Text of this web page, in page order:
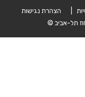
|
הצהרת נגישות
תל-אביב ©